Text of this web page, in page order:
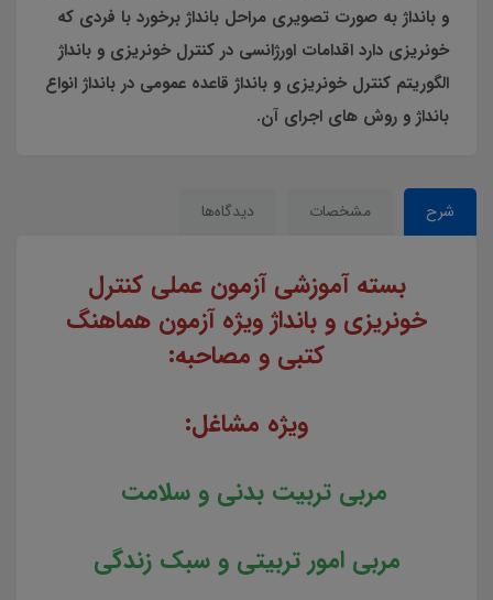
و بانداژ به صورت تصویری مراحل بانداژ برخورد با فردی که
خونریزی دارد اقدامات اورژانسی در کنترل خونریزی و بانداژ
الگوریتم کنترل خونریزی و بانداژ قاعده عمومی در بانداژ انواع
بانداژ و روش های اجرای آن.
شرح مشخصات دیدگاه‌ها
بسته آموزشی آزمون عملی کنترل
خونریزی و بانداژ ویژه آزمون هماهنگ
کتبی و مصاحبه:
ویژه مشاغل:
مربی تربیت بدنی و سلامت
مربی امور تربیتی و سبک زندگی